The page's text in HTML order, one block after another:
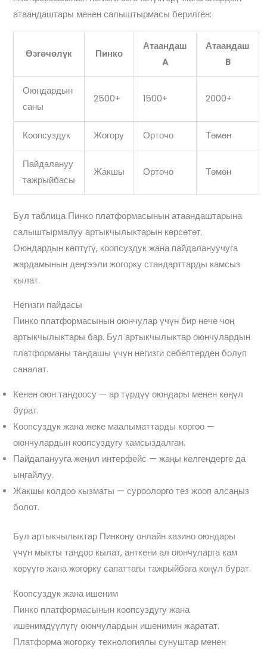
атаандаштары менен салыштырмасы берилген:
Өзгөчөлүк Пинко
Атаандаш
A
Атаандаш
B
Оюндардын
саны
2500+ 1500+ 2000+
Коопсуздук Жогору Орточо Төмөн
Пайдалануу
тажрыйбасы
Жакшы Орточо Төмөн
Бул таблица Пинко платформасынын атаандаштарына
салыштырмалуу артыкчылыктарын көрсөтөт.
Оюндардын көптүгү, коопсуздук жана пайдалануучуга
жардамынын деңгээли жогорку стандарттарды камсыз
кылат.
Негизги пайдасы
Пинко платформасынын оюнчулар үчүн бир нече чоң
артыкчылыктары бар. Бул артыкчылыктар оюнчулардын
платформаны тандашы үчүн негизги себептерден болуп
саналат.
Кенен оюн тандоосу — ар түрдүү оюндары менен көңүл
бурат.
Коопсуздук жана жеке маалыматтарды коргоо —
оюнчулардын коопсуздугу камсыздалган.
Пайдаланууга жеңил интерфейс — жаңы келгендерге да
ыңгайлуу.
Жакшы колдоо кызматы — суроолорго тез жооп алсаңыз
болот.
Бул артыкчылыктар Пинкону онлайн казино оюндары
үчүн мыкты тандоо кылат, анткени ал оюнчуларга кам
көрүүгө жана жогорку сапаттагы тажрыйбага көңүл бурат.
Коопсуздук жана ишеним
Пинко платформасынын коопсуздугу жана
ишенимдүүлүгү оюнчулардын ишенимин жаратат.
Платформа жогорку технологиялы сунуштар менен